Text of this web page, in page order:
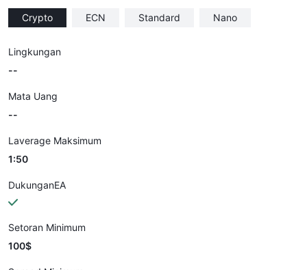
Crypto ECN Standard Nano
Lingkungan
--
Mata Uang
--
Laverage Maksimum
1:50
DukunganEA
Setoran Minimum
100$